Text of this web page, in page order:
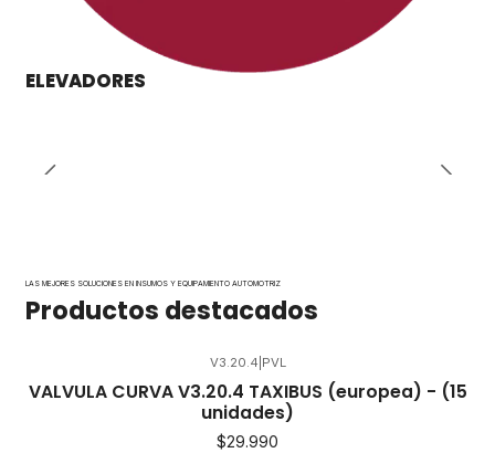
ELEVADORES
LAS MEJORES SOLUCIONES EN INSUMOS Y EQUIPAMIENTO AUTOMOTRIZ
Productos destacados
V3.20.4 PVL
VALVULA CURVA V3.20.4 TAXIBUS (europea) - (15
unidades)
$29.990